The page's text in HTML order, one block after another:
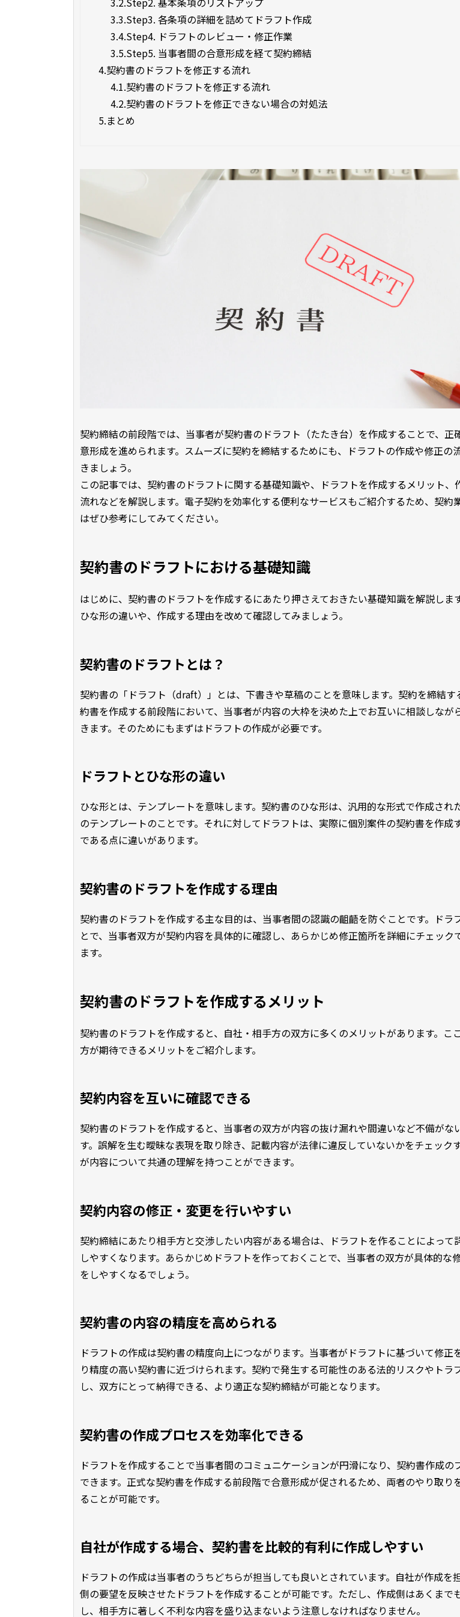
3.3.Step3. 各条項の詳細を詰めてドラフト作成
3.4.Step4. ドラフトのレビュー・修正作業
3.5.Step5. 当事者間の合意形成を経て契約締結
4.契約書のドラフトを修正する流れ
4.1.契約書のドラフトを修正する流れ
4.2.契約書のドラフトを修正できない場合の対処法
5.まとめ
契約締結の前段階では、当事者が契約書のドラフト（たたき台）を作成することで、正
意形成を進められます。スムーズに契約を締結するためにも、ドラフトの作成や修正の
きましょう。
この記事では、契約書のドラフトに関する基礎知識や、ドラフトを作成するメリット、
流れなどを解説します。電子契約を効率化する便利なサービスもご紹介するため、契約
はぜひ参考にしてみてください。
契約書のドラフトにおける基礎知識
はじめに、契約書のドラフトを作成するにあたり押さえておきたい基礎知識を解説しま
ひな形の違いや、作成する理由を改めて確認してみましょう。
契約書のドラフトとは？
契約書の「ドラフト（draft）」とは、下書きや草稿のことを意味します。契約を締結す
約書を作成する前段階において、当事者が内容の大枠を決めた上でお互いに相談しなが
きます。そのためにもまずはドラフトの作成が必要です。
ドラフトとひな形の違い
ひな形とは、テンプレートを意味します。契約書のひな形は、汎用的な形式で作成され
のテンプレートのことです。それに対してドラフトは、実際に個別案件の契約書を作成
である点に違いがあります。
契約書のドラフトを作成する理由
契約書のドラフトを作成する主な目的は、当事者間の認識の齟齬を防ぐことです。ドラ
とで、当事者双方が契約内容を具体的に確認し、あらかじめ修正箇所を詳細にチェック
ます。
契約書のドラフトを作成するメリット
契約書のドラフトを作成すると、自社・相手方の双方に多くのメリットがあります。こ
方が期待できるメリットをご紹介します。
契約内容を互いに確認できる
契約書のドラフトを作成すると、当事者の双方が内容の抜け漏れや間違いなど不備がな
す。誤解を生む曖昧な表現を取り除き、記載内容が法律に違反していないかをチェック
が内容について共通の理解を持つことができます。
契約内容の修正・変更を行いやすい
契約締結にあたり相手方と交渉したい内容がある場合は、ドラフトを作ることによって
しやすくなります。あらかじめドラフトを作っておくことで、当事者の双方が具体的な
をしやすくなるでしょう。
契約書の内容の精度を高められる
ドラフトの作成は契約書の精度向上につながります。当事者がドラフトに基づいて修正
り精度の高い契約書に近づけられます。契約で発生する可能性のある法的リスクやトラ
し、双方にとって納得できる、より適正な契約締結が可能となります。
契約書の作成プロセスを効率化できる
ドラフトを作成することで当事者間のコミュニケーションが円滑になり、契約書作成の
できます。正式な契約書を作成する前段階で合意形成が促されるため、両者のやり取り
ることが可能です。
自社が作成する場合、契約書を比較的有利に作成しやすい
ドラフトの作成は当事者のうちどちらが担当しても良いとされています。自社が作成を
側の要望を反映させたドラフトを作成することが可能です。ただし、作成側はあくまで
し、相手方に著しく不利な内容を盛り込まないよう注意しなければなりません。